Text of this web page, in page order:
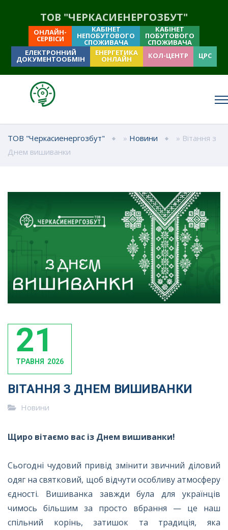
ТОВ "ЧЕРКАСИЕНЕРГОЗБУТ"
ОНЛАЙН-
СЕРВІСИ
КАБІНЕТ
НЕПОБУТОВОГО
СПОЖИВАЧА
КАБІНЕТ
ПОБУТОВОГО
СПОЖИВАЧА
ЕЛЕКТРОННИЙ
ДОКУМЕНТООБМІН
ЕНЕРГЕТИКА
ОНЛАЙН КОЛ-ЦЕНТР ЦРС
ТОВ "Черкасиенергозбут" » Новини
» Вітання з
Днем вишиванки
21
ТРАВНЯ 2026
ВІТАННЯ З ДНЕМ ВИШИВАНКИ
Новини
Щиро вітаємо вас із Днем вишиванки!
Сьогодні чудовий привід змінити звичний діловий
одяг на святковий, щоб відчути особливу атмосферу
єдності. Вишиванка завжди була для українців
чимось більшим за просто вбрання — це наш
спільний корінь, затишок та традиція, яка